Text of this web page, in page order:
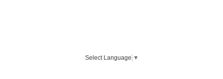
Select Language ▼